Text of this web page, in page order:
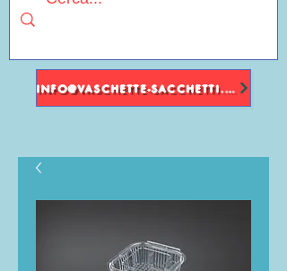
INFO@VASCHETTE-SACCHETTI.COM